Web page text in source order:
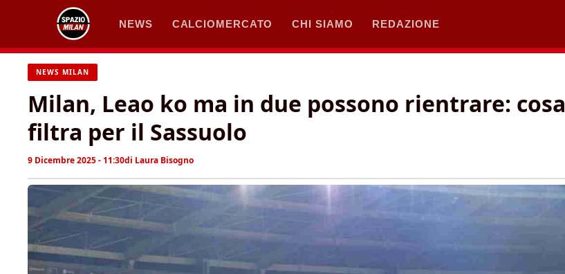
contenuto
NEWS CALCIOMERCATO CHI SIAMO REDAZIONE
NEWS MILAN
Milan, Leao ko ma in due possono rientrare: cosa
filtra per il Sassuolo
9 Dicembre 2025 - 11:30di Laura Bisogno